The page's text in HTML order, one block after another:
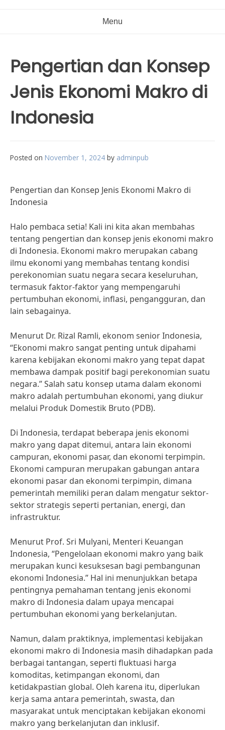
Menu
Pengertian dan Konsep
Jenis Ekonomi Makro di
Indonesia
Posted on November 1, 2024 by adminpub
Pengertian dan Konsep Jenis Ekonomi Makro di
Indonesia
Halo pembaca setia! Kali ini kita akan membahas
tentang pengertian dan konsep jenis ekonomi makro
di Indonesia. Ekonomi makro merupakan cabang
ilmu ekonomi yang membahas tentang kondisi
perekonomian suatu negara secara keseluruhan,
termasuk faktor-faktor yang mempengaruhi
pertumbuhan ekonomi, inflasi, pengangguran, dan
lain sebagainya.
Menurut Dr. Rizal Ramli, ekonom senior Indonesia,
“Ekonomi makro sangat penting untuk dipahami
karena kebijakan ekonomi makro yang tepat dapat
membawa dampak positif bagi perekonomian suatu
negara.” Salah satu konsep utama dalam ekonomi
makro adalah pertumbuhan ekonomi, yang diukur
melalui Produk Domestik Bruto (PDB).
Di Indonesia, terdapat beberapa jenis ekonomi
makro yang dapat ditemui, antara lain ekonomi
campuran, ekonomi pasar, dan ekonomi terpimpin.
Ekonomi campuran merupakan gabungan antara
ekonomi pasar dan ekonomi terpimpin, dimana
pemerintah memiliki peran dalam mengatur sektor-
sektor strategis seperti pertanian, energi, dan
infrastruktur.
Menurut Prof. Sri Mulyani, Menteri Keuangan
Indonesia, “Pengelolaan ekonomi makro yang baik
merupakan kunci kesuksesan bagi pembangunan
ekonomi Indonesia.” Hal ini menunjukkan betapa
pentingnya pemahaman tentang jenis ekonomi
makro di Indonesia dalam upaya mencapai
pertumbuhan ekonomi yang berkelanjutan.
Namun, dalam praktiknya, implementasi kebijakan
ekonomi makro di Indonesia masih dihadapkan pada
berbagai tantangan, seperti fluktuasi harga
komoditas, ketimpangan ekonomi, dan
ketidakpastian global. Oleh karena itu, diperlukan
kerja sama antara pemerintah, swasta, dan
masyarakat untuk menciptakan kebijakan ekonomi
makro yang berkelanjutan dan inklusif.